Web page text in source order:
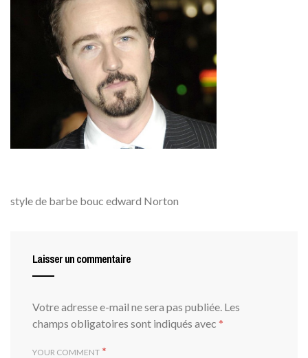
style de barbe bouc edward Norton
Laisser un commentaire
Votre adresse e-mail ne sera pas publiée. Les
champs obligatoires sont indiqués avec *
YOUR COMMENT *